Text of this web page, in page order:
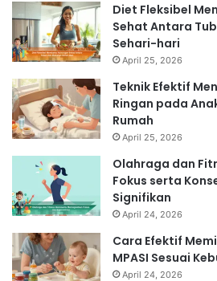
Diet Fleksibel
Sehat Antara
Sehari-hari
April 25, 2026
Teknik Efektif
Ringan pada
Rumah
April 25, 2026
Olahraga dan
Fokus serta
Signifikan
April 24, 2026
Cara Efektif
MPASI Sesuai
April 24, 2026